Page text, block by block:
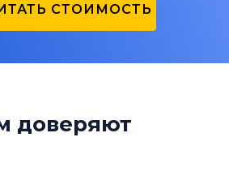
СТОИМОСТЬ
доверяют